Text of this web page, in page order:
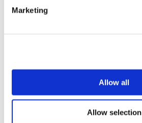
Marketing
Allow all
Allow selection
Musica rock